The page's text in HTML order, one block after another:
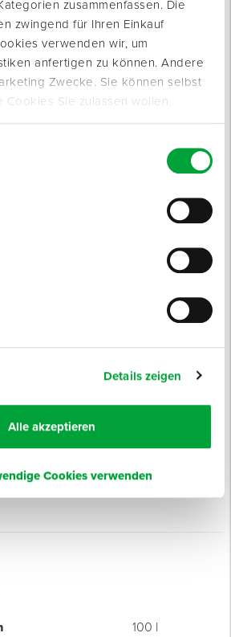
zusammenfassen. Die
zwingend für Ihren Einkauf
verwenden wir, um
anfertigen zu können. Andere
Zwecke. Sie können selbst
Cookies Sie zulassen wollen.
Details zeigen
Alle akzeptieren
Cookies verwenden
werden geladen ...
Einsetzen in einer Rührstation.
100 l